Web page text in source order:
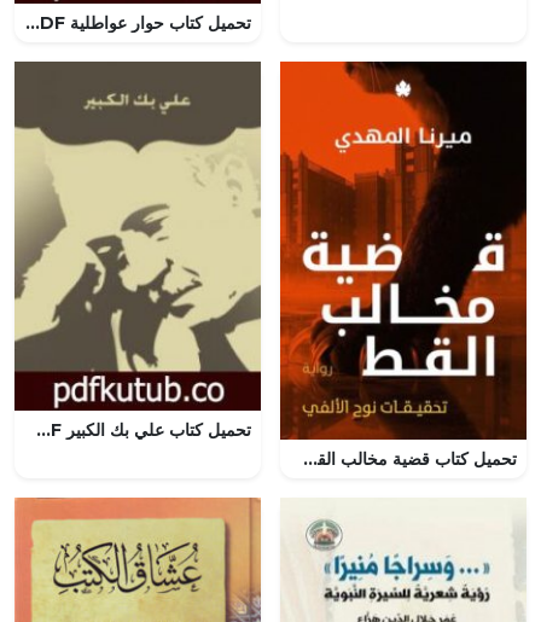
تحميل كتاب حوار عواطلية PDF تأليف عمرو عز الدين مجانا [كامل]
تحميل كتاب قضية مخالب القط PDF ميرنا المهدي مجانا
تحميل كتاب علي بك الكبير PDF تأليف أحمد شوقي مجانا [كامل]